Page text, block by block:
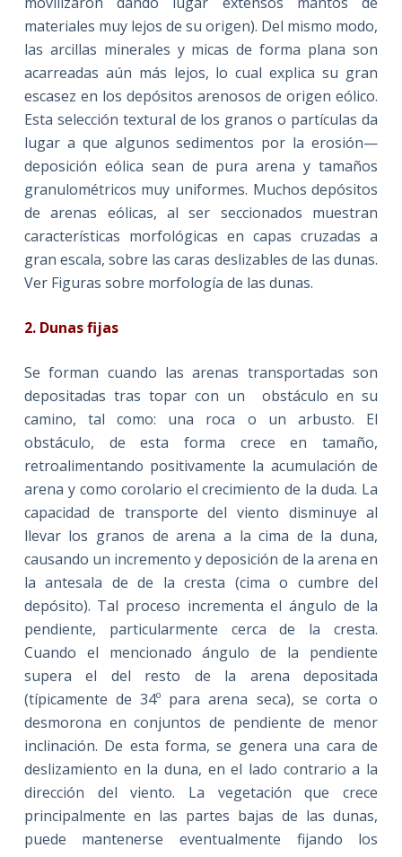
materiales muy lejos de su origen). Del mismo modo,
las arcillas minerales y micas de forma plana son
acarreadas aún más lejos, lo cual explica su gran
escasez en los depósitos arenosos de origen eólico.
Esta selección textural de los granos o partículas da
lugar a que algunos sedimentos por la erosión—
deposición eólica sean de pura arena y tamaños
granulométricos muy uniformes. Muchos depósitos
de arenas eólicas, al ser seccionados muestran
características morfológicas en capas cruzadas a
gran escala, sobre las caras deslizables de las dunas.
Ver Figuras sobre morfología de las dunas.
2. Dunas fijas
Se forman cuando las arenas transportadas son
depositadas tras topar con un obstáculo en su
camino, tal como: una roca o un arbusto. El
obstáculo, de esta forma crece en tamaño,
retroalimentando positivamente la acumulación de
arena y como corolario el crecimiento de la duda. La
capacidad de transporte del viento disminuye al
llevar los granos de arena a la cima de la duna,
causando un incremento y deposición de la arena en
la antesala de de la cresta (cima o cumbre del
depósito). Tal proceso incrementa el ángulo de la
pendiente, particularmente cerca de la cresta.
Cuando el mencionado ángulo de la pendiente
supera el del resto de la arena depositada
(típicamente de 34º para arena seca), se corta o
desmorona en conjuntos de pendiente de menor
inclinación. De esta forma, se genera una cara de
deslizamiento en la duna, en el lado contrario a la
dirección del viento. La vegetación que crece
principalmente en las partes bajas de las dunas,
puede mantenerse eventualmente fijando los